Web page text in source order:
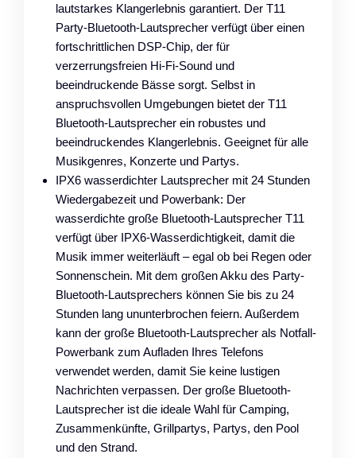
lautstarkes Klangerlebnis garantiert. Der T11
Party-Bluetooth-Lautsprecher verfügt über einen
fortschrittlichen DSP-Chip, der für
verzerrungsfreien Hi-Fi-Sound und
beeindruckende Bässe sorgt. Selbst in
anspruchsvollen Umgebungen bietet der T11
Bluetooth-Lautsprecher ein robustes und
beeindruckendes Klangerlebnis. Geeignet für alle
Musikgenres, Konzerte und Partys.
IPX6 wasserdichter Lautsprecher mit 24 Stunden
Wiedergabezeit und Powerbank: Der
wasserdichte große Bluetooth-Lautsprecher T11
verfügt über IPX6-Wasserdichtigkeit, damit die
Musik immer weiterläuft – egal ob bei Regen oder
Sonnenschein. Mit dem großen Akku des Party-
Bluetooth-Lautsprechers können Sie bis zu 24
Stunden lang ununterbrochen feiern. Außerdem
kann der große Bluetooth-Lautsprecher als Notfall-
Powerbank zum Aufladen Ihres Telefons
verwendet werden, damit Sie keine lustigen
Nachrichten verpassen. Der große Bluetooth-
Lautsprecher ist die ideale Wahl für Camping,
Zusammenkünfte, Grillpartys, Partys, den Pool
und den Strand.